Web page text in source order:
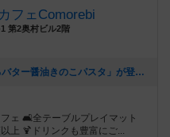
フェComorebi
第2奥村ビル2階
[NEW] 【新メニュー】「和風だし香るバター醤油きのこパスタ」が登場！（2026年01月28日 20時37分）
ェ 🛋全テーブルプレイマット
上 🍹ドリンクも豊富にご...